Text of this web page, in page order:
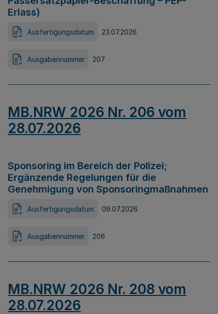
Erlass)
Ausfertigungsdatum 23.07.2026
Ausgabennummer 207
MB.NRW 2026 Nr. 206 vom
28.07.2026
Sponsoring im Bereich der Polizei;
Ergänzende Regelungen für die
Genehmigung von Sponsoringmaßnahmen
Ausfertigungsdatum 09.07.2026
Ausgabennummer 206
MB.NRW 2026 Nr. 208 vom
28.07.2026